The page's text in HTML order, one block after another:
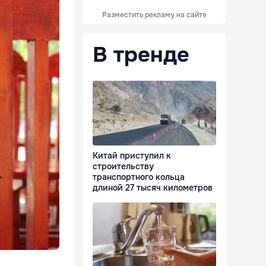
Разместить рекламу на сайте
В тренде
Китай приступил к
строительству
транспортного кольца
длиной 27 тысяч километров